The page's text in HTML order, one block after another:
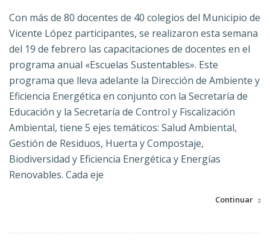
Con más de 80 docentes de 40 colegios del Municipio de
Vicente López participantes, se realizaron esta semana
del 19 de febrero las capacitaciones de docentes en el
programa anual «Escuelas Sustentables». Este
programa que lleva adelante la Dirección de Ambiente y
Eficiencia Energética en conjunto con la Secretaría de
Educación y la Secretaría de Control y Fiscalización
Ambiental, tiene 5 ejes temáticos: Salud Ambiental,
Gestión de Residuos, Huerta y Compostaje,
Biodiversidad y Eficiencia Energética y Energías
Renovables. Cada eje
Continuar